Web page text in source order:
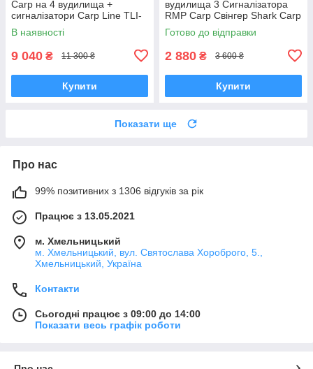
Carp на 4 вудилища +
сигналізатори Carp Line TLI-
28 4+1 зі свінгерами Swinger
02 у кейсі
В наявності
9 040 ₴ 11 300 ₴
Купити
вудилища 3 Сигналізатора
RMP Carp Свінгер Shark Carp
Зелений - 3шт
Готово до відправки
2 880 ₴ 3 600 ₴
Купити
Показати ще
Про нас
99% позитивних з 1306 відгуків за рік
Працює з 13.05.2021
м. Хмельницький
м. Хмельницький, вул. Святослава Хороброго, 5.,
Хмельницький, Україна
Контакти
Сьогодні працює з 09:00 до 14:00
Показати весь графік роботи